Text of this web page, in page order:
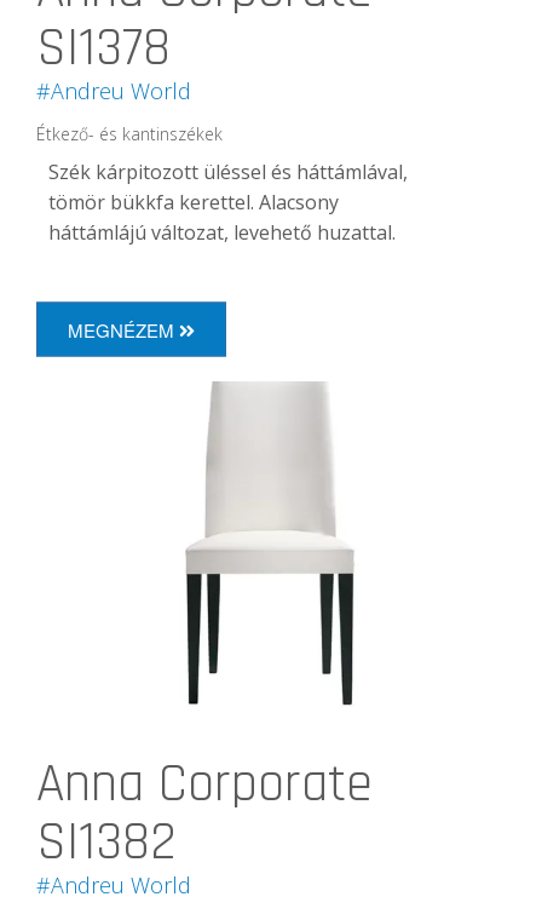
SI1378
#Andreu World
Étkező- és kantinszékek
Szék kárpitozott üléssel és háttámlával,
tömör bükkfa kerettel. Alacsony
háttámlájú változat, levehető huzattal.
MEGNÉZEM
Anna Corporate
SI1382
#Andreu World